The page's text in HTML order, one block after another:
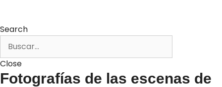
Search
Close
Fotografías de las escenas de